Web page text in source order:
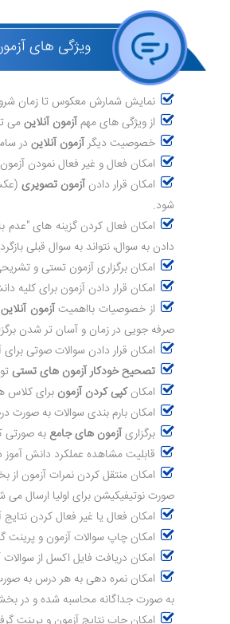
ویژگی های
نمایش شمارش معکوس تا زمان شروع
از ویژگی های مهمآزمون آنلاینمی
خصوصیت دیگرآزمون آنلاین در
امکان فعال و غیر فعال نمودن
امکان قرار دادنآزمون تصویری
شود.
امکان فعال کردن گزینه های
دادن به سوال، نتواند به سوال قبلی
امکان برگزاری آزمون تستی و
امکان قرار دادن آزمون برای کلیه
از خصوصیات بااهمیتآزمون آنلاین
صرفه جویی در زمان و آسان تر شدن
امکان قرار دادن سوالات صوتی
تصحیح خودکار آزمون های تستی
امکانکپی کردن آزمون برای کلاس
امکان بارم بندی سوالات به صورت
برگزاریآزمون های جامع به صورتی
قابلیت مشاهده عملکرد دانش آموز
امکان منتقل کردن نمرات آزمون
صورت نوتیفیکیشن برای اولیا ارسال
امکان فعال یا غیر فعال کردن
امکان چاپ سوالات آزمون و پرینت
امکان دریافت فایل اکسل از سوالات
امکان نمره دهی به هر درس به
به صورت جداگانه محاسبه شده و در